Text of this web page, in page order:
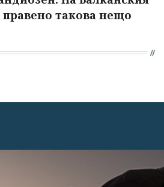
правено такова нещо